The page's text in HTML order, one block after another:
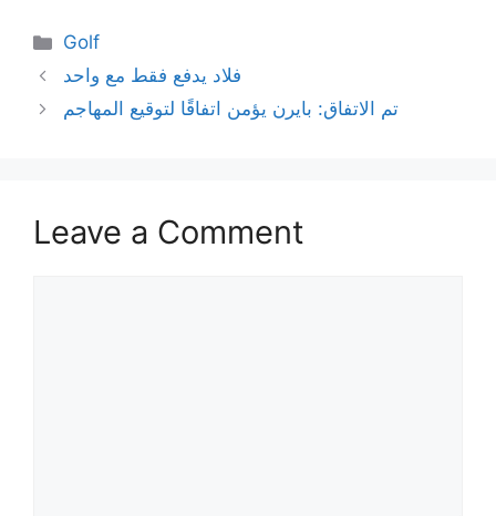
Categories
Golf
فلاد يدفع فقط مع واحد
تم الاتفاق: بايرن يؤمن اتفاقًا لتوقيع المهاجم
Leave a Comment